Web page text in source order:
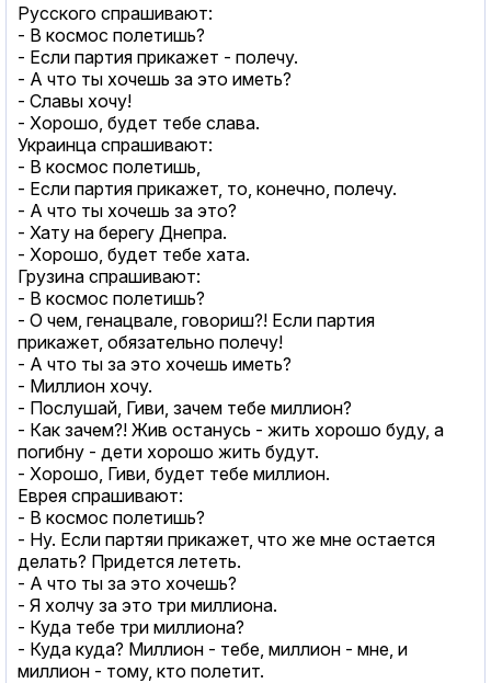
Русского спрашивают:
- В космос полетишь?
- Если партия прикажет - полечу.
- А что ты хочешь за это иметь?
- Славы хочу!
- Хорошо, будет тебе слава.
Украинца спрашивают:
- В космос полетишь,
- Если партия прикажет, то, конечно, полечу.
- А что ты хочешь за это?
- Хату на берегу Днепра.
- Хорошо, будет тебе хата.
Грузина спрашивают:
- В космос полетишь?
- О чем, генацвале, говориш?! Если партия
прикажет, обязательно полечу!
- А что ты за это хочешь иметь?
- Миллион хочу.
- Послушай, Гиви, зачем тебе миллион?
- Как зачем?! Жив останусь - жить хорошо буду, а
погибну - дети хорошо жить будут.
- Хорошо, Гиви, будет тебе миллион.
Еврея спрашивают:
- В космос полетишь?
- Ну. Если партяи прикажет, что же мне остается
делать? Придется лететь.
- А что ты за это хочешь?
- Я холчу за это три миллиона.
- Куда тебе три миллиона?
- Куда куда? Миллион - тебе, миллион - мне, и
миллион - тому, кто полетит.